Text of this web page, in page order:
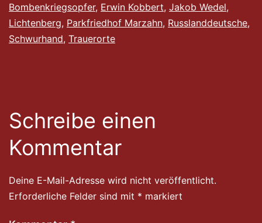
Bombenkriegsopfer, Erwin Kobbert, Jakob Wedel,
Lichtenberg, Parkfriedhof Marzahn, Russlanddeutsche,
Schwurhand, Trauerorte
Schreibe einen
Kommentar
Deine E-Mail-Adresse wird nicht veröffentlicht.
Erforderliche Felder sind mit * markiert